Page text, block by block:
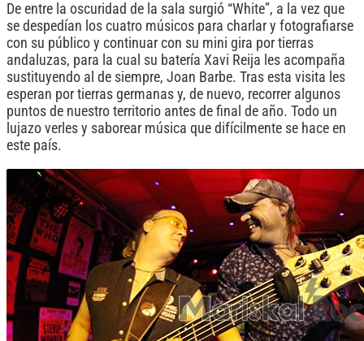
De entre la oscuridad de la sala surgió “White”, a la vez que
se despedían los cuatro músicos para charlar y fotografiarse
con su público y continuar con su mini gira por tierras
andaluzas, para la cual su batería Xavi Reija les acompaña
sustituyendo al de siempre, Joan Barbe. Tras esta visita les
esperan por tierras germanas y, de nuevo, recorrer algunos
puntos de nuestro territorio antes de final de año. Todo un
lujazo verles y saborear música que difícilmente se hace en
este país.